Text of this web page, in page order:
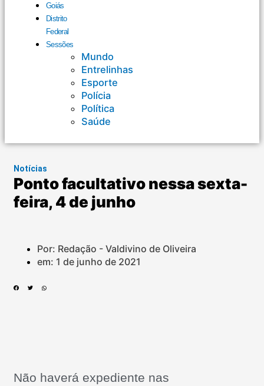
Goiás
Distrito
Federal
Sessões
Mundo
Entrelinhas
Esporte
Polícia
Política
Saúde
Notícias
Ponto facultativo nessa sexta-
feira, 4 de junho
Por: Redação - Valdivino de Oliveira
em: 1 de junho de 2021
Não haverá expediente nas